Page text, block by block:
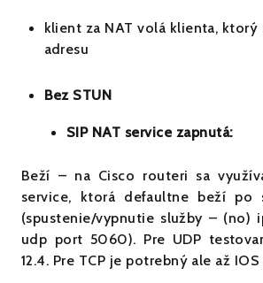
klient za NAT volá klienta, ktorý
adresu
Bez STUN
SIP NAT service zapnutá:
Beží – na Cisco routeri sa
service, ktorá defaultne beží po
(spustenie/vypnutie služby – (no)
udp port 5060). Pre UDP
12.4. Pre TCP je potrebný ale až